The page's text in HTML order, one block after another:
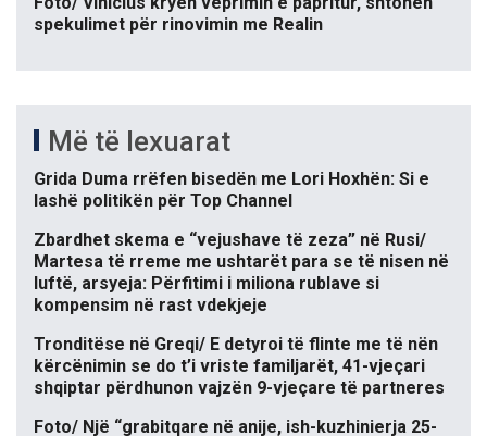
spekulimet për rinovimin me Realin
Më të lexuarat
Grida Duma rrëfen bisedën me Lori Hoxhën: Si e
lashë politikën për Top Channel
Zbardhet skema e “vejushave të zeza” në Rusi/
Martesa të rreme me ushtarët para se të nisen në
luftë, arsyeja: Përfitimi i miliona rublave si
kompensim në rast vdekjeje
Tronditëse në Greqi/ E detyroi të flinte me të nën
kërcënimin se do t’i vriste familjarët, 41-vjeçari
shqiptar përdhunon vajzën 9-vjeçare të partneres
Foto/ Një “grabitqare në anije, ish-kuzhinierja 25-